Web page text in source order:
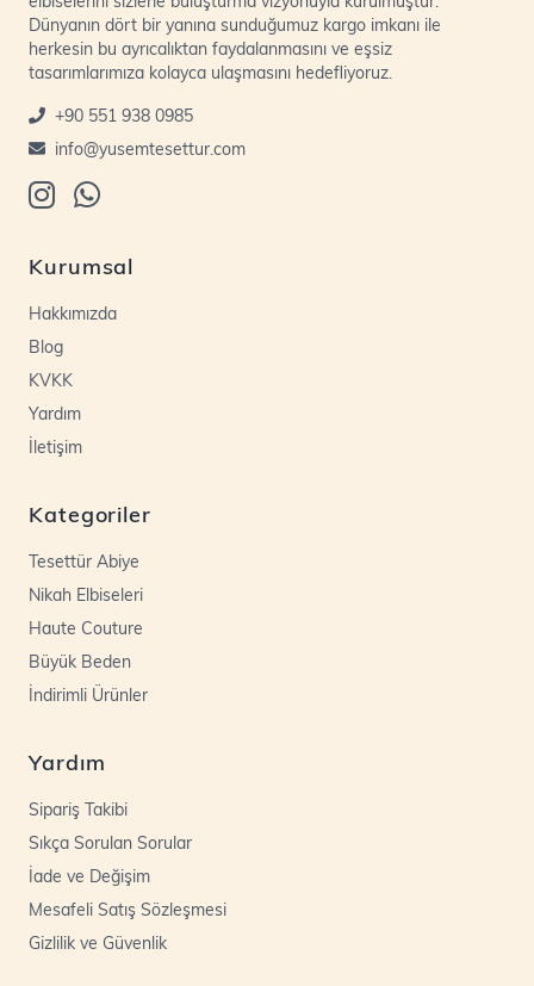
Dünyanın dört bir yanına sunduğumuz kargo imkanı ile
herkesin bu ayrıcalıktan faydalanmasını ve eşsiz
tasarımlarımıza kolayca ulaşmasını hedefliyoruz.
+90 551 938 0985
info@yusemtesettur.com
Kurumsal
Hakkımızda
Blog
KVKK
Yardım
İletişim
Kategoriler
Tesettür Abiye
Nikah Elbiseleri
Haute Couture
Büyük Beden
İndirimli Ürünler
Yardım
Sipariş Takibi
Sıkça Sorulan Sorular
İade ve Değişim
Mesafeli Satış Sözleşmesi
Gizlilik ve Güvenlik